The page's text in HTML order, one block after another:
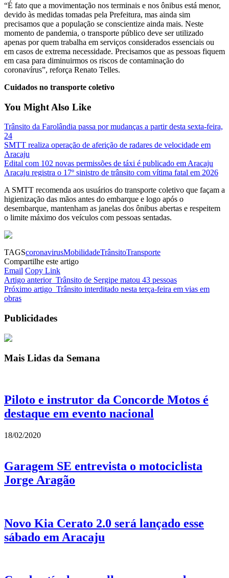
“É fato que a movimentação nos terminais e nos ônibus está menor,
devido às medidas tomadas pela Prefeitura, mas ainda sim
precisamos que a população se conscientize ainda mais. Neste
momento de pandemia, o transporte público deve ser utilizado
apenas por quem trabalha em serviços considerados essenciais ou
em casos de extrema necessidade. Precisamos que as pessoas fiquem
em casa para diminuirmos os riscos de contaminação do
coronavírus”, reforça Renato Telles.
Cuidados no transporte coletivo
You Might Also Like
Trânsito da Farolândia passa por mudanças a partir desta sexta-feira,
24
SMTT realiza operação de aferição de radares de velocidade em
Aracaju
Edital com 102 novas permissões de táxi é publicado em Aracaju
Aracaju registra o 17º sinistro de trânsito com vítima fatal em 2026
A SMTT recomenda aos usuários do transporte coletivo que façam a
higienização das mãos antes do embarque e logo após o
desembarque, mantenham as janelas dos ônibus abertas e respeitem
o limite máximo dos veículos com pessoas sentadas.
TAGScoronavirusMobilidadeTrânsitoTransporte
Compartilhe este artigo
Email Copy Link
Artigo anterior Trânsito de Sergipe matou 43 pessoas
Próximo artigo Trânsito interditado nesta terça-feira em vias em
obras
Publicidades
Mais Lidas da Semana
Piloto e instrutor da Concorde Motos é
destaque em evento nacional
18/02/2020
Garagem SE entrevista o motociclista
Jorge Aragão
Novo Kia Cerato 2.0 será lançado esse
sábado em Aracaju